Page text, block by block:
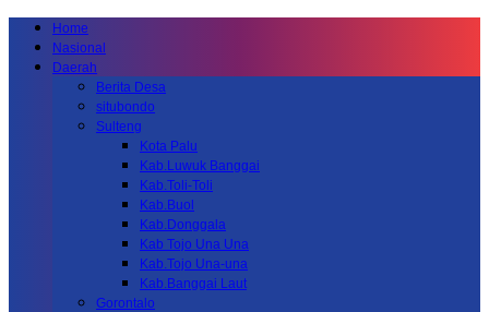
Home
Nasional
Daerah
Berita Desa
situbondo
Sulteng
Kota Palu
Kab.Luwuk Banggai
Kab.Toli-Toli
Kab.Buol
Kab.Donggala
Kab Tojo Una Una
Kab.Tojo Una-una
Kab.Banggai Laut
Gorontalo